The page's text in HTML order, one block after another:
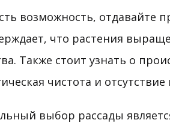
возможность, отдавайте
что растения
Также стоит узнать о
чистота и
выбор рассады